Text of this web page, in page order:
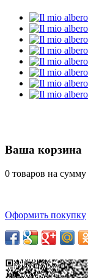
Ваша корзина
0 товаров на сумму
Оформить покупку